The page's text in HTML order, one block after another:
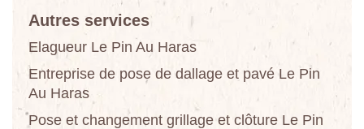
Autres services
Elagueur Le Pin Au Haras
Entreprise de pose de dallage et pavé Le Pin
Au Haras
Pose et changement grillage et clôture Le Pin